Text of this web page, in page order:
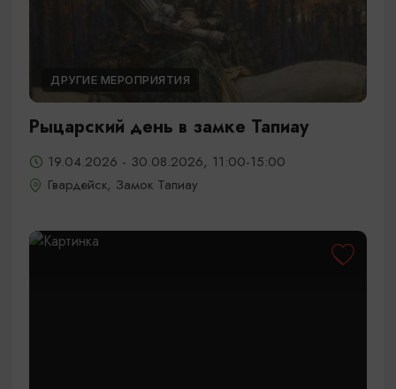
ДРУГИЕ МЕРОПРИЯТИЯ
Рыцарский день в замке Тапиау
19.04.2026 - 30.08.2026, 11:00-15:00
Гвардейск, Замок Тапиау